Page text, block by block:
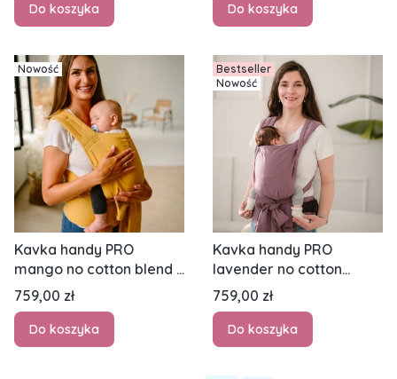
Do koszyka Do koszyka
Nowość
Kavka handy PRO
mango no cotton blend -
nosidło hybrydowe
regulowane
Cena
759,00 zł
Do koszyka
Bestseller
Nowość
Kavka handy PRO
lavender no cotton
blend - nosidło
hybrydowe regulowane
Cena
759,00 zł
Do koszyka